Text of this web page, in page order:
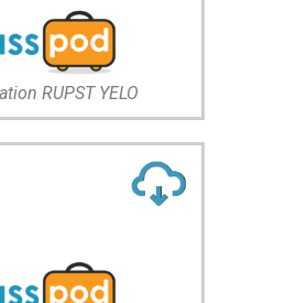
RUPST YELO